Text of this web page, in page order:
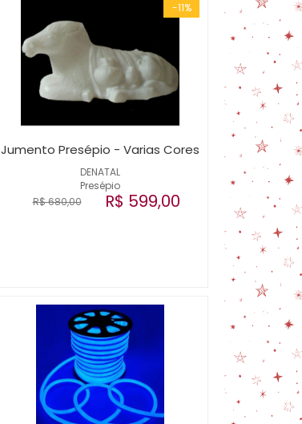
-11%
DENATAL
Presépio
Jumento Presépio - Varias Cores
R$ 680,00 R$ 599,00